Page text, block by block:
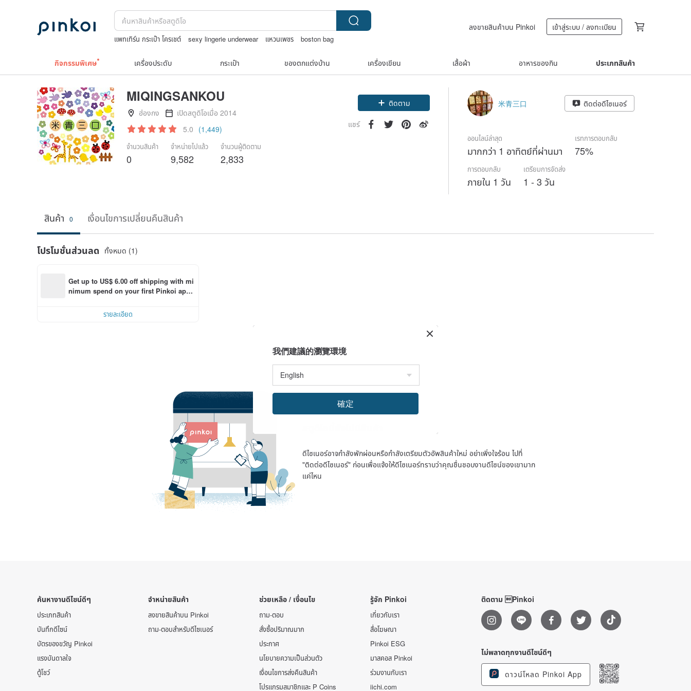
แพทเทิร์น กระเป๋า โครเชต์ sexy lingerie underwear แหวนเพชร
boston bag
ลงขายสินค้าบน Pinkoi เข้าสู่ระบบ / ลงทะเบียน
กิจกรรมพิเศษ เครื่องประดับ กระเป๋า ของตกแต่งบ้าน เครื่องเขียน เสื้อผ้า อาหารของกิน ประเภทสินค้า
MIQINGSANKOU
ฮ่องกง
เปิดสตูดิโอเมื่อ 2014
5.0 (1,449)
จำนวนสินค้า
0
จำหน่ายไปแล้ว
9,582
จำนวนผู้ติดตาม
2,833
ติดตาม
แชร์
米青三口 ติดต่อดีไซเนอร์
ออนไลน์ล่าสุด
มากกว่า 1 อาทิตย์ที่ผ่านมา
เรทการตอบกลับ
75%
การตอบกลับ
ภายใน 1 วัน
เตรียมการจัดส่ง
1 - 3 วัน
สินค้า 0 เงื่อนไขการเปลี่ยนคืนสินค้า
โปรโมชั่นส่วนลด ทั้งหมด (1)
Get up to US$ 6.00 off shipping with mi
nimum spend on your first Pinkoi app
รายละเอียด
ดีไซเนอร์อาจกำลังพักผ่อนหรือกำลังเตรียมตัวอัพสินค้าใหม่ อย่าเพิ่งใจร้อน ไปที่
"ติดต่อดีไซเนอร์" ก่อนเพื่อแจ้งให้ดีไซเนอร์ทราบว่าคุณชื่นชอบงานดีไซน์ของเขามาก
แค่ไหน
ค้นหางานดีไซน์ดีๆ
ประเภทสินค้า
บันทึกดีไซน์
บัตรของขวัญ Pinkoi
แรงบันดาลใจ
ตู้โชว์
จำหน่ายสินค้า
ลงขายสินค้าบน Pinkoi
ถาม-ตอบสำหรับดีไซเนอร์
ช่วยเหลือ / เงื่อนไข
ถาม-ตอบ
สั่งซื้อปริมาณมาก
ประกาศ
นโยบายความเป็นส่วนตัว
เงื่อนไขการส่งคืนสินค้า
โปรแกรมสมาชิกและ P Coins
รู้จัก Pinkoi
เกี่ยวกับเรา
สื่อโฆษณา
Pinkoi ESG
มาสคอส Pinkoi
ร่วมงานกับเรา
iichi.com
ติดตาม Pinkoi
ไม่พลาดทุกงานดีไซน์ดีๆ
ดาวน์โหลด Pinkoi App
我們建議的瀏覽環境
確定